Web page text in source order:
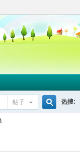
帖子 热搜: